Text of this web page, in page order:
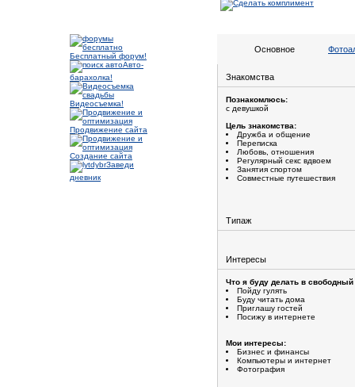
Бесплатный форум!
Авто-
барахолка!
Видеосъемка!
Продвижение сайта
Создание сайта
Заведи
дневник
Основное
Знакомства
Познакомлюсь:
с девушкой
Цель знакомства:
Дружба и общение
Переписка
Любовь, отношения
Регулярный секс вдвоем
Занятия спортом
Совместные путешествия
Типаж
Интересы
Что я буду делать в свободный
Пойду гулять
Буду читать дома
Приглашу гостей
Посижу в интернете
Мои интересы:
Бизнес и финансы
Компьютеры и интернет
Фотография